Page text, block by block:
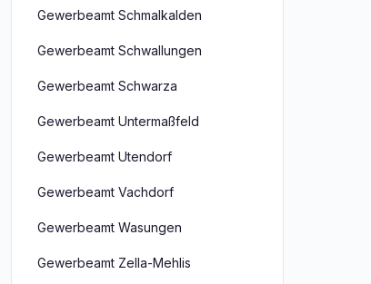
Gewerbeamt Schmalkalden
Gewerbeamt Schwallungen
Gewerbeamt Schwarza
Gewerbeamt Untermaßfeld
Gewerbeamt Utendorf
Gewerbeamt Vachdorf
Gewerbeamt Wasungen
Gewerbeamt Zella-Mehlis